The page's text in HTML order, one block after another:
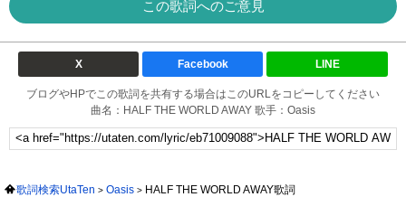
この歌詞へのご意見
X Facebook LINE
ブログやHPでこの歌詞を共有する場合はこのURLをコピーしてください
曲名：HALF THE WORLD AWAY 歌手：Oasis
歌詞検索UtaTen Oasis HALF THE WORLD AWAY歌詞